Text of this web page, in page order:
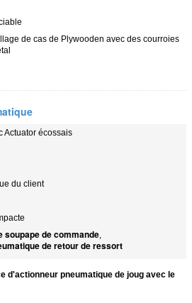
de cas de Plywooden avec des courroies
Actuator écossais
du client
soupape de commande,
de retour de ressort
d'actionneur pneumatique de joug avec le